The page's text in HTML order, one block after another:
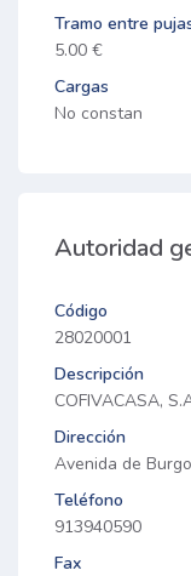
Tramo entre
5.00 €
Cargas
No constan
Autoridad
Código
28020001
Descripción
COFIVACASA,
Dirección
Avenida de
Teléfono
913940590
Fax